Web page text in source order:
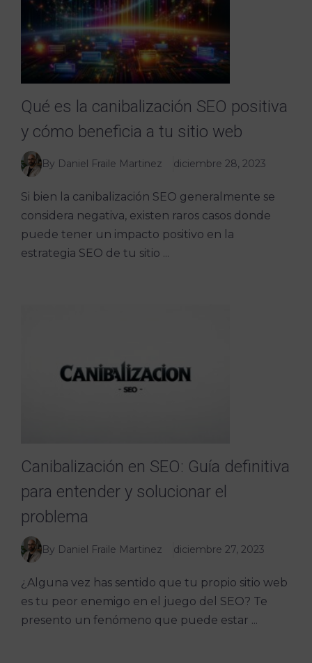
Qué es la canibalización SEO positiva
y cómo beneficia a tu sitio web
By Daniel Fraile Martinez diciembre 28, 2023
Si bien la canibalización SEO generalmente se
considera negativa, existen raros casos donde
puede tener un impacto positivo en la
estrategia SEO de tu sitio ...
Canibalización en SEO: Guía definitiva
para entender y solucionar el
problema
By Daniel Fraile Martinez diciembre 27, 2023
¿Alguna vez has sentido que tu propio sitio web
es tu peor enemigo en el juego del SEO? Te
presento un fenómeno que puede estar ...